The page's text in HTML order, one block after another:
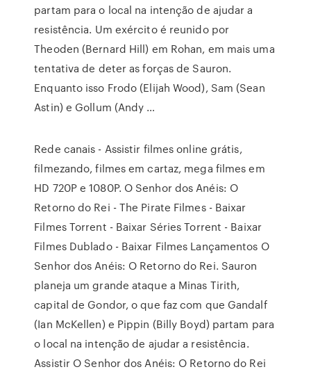
partam para o local na intenção de ajudar a
resistência. Um exército é reunido por
Theoden (Bernard Hill) em Rohan, em mais uma
tentativa de deter as forças de Sauron.
Enquanto isso Frodo (Elijah Wood), Sam (Sean
Astin) e Gollum (Andy …
Rede canais - Assistir filmes online grátis,
filmezando, filmes em cartaz, mega filmes em
HD 720P e 1080P. O Senhor dos Anéis: O
Retorno do Rei - The Pirate Filmes - Baixar
Filmes Torrent - Baixar Séries Torrent - Baixar
Filmes Dublado - Baixar Filmes Lançamentos O
Senhor dos Anéis: O Retorno do Rei. Sauron
planeja um grande ataque a Minas Tirith,
capital de Gondor, o que faz com que Gandalf
(Ian McKellen) e Pippin (Billy Boyd) partam para
o local na intenção de ajudar a resistência.
Assistir O Senhor dos Anéis: O Retorno do Rei